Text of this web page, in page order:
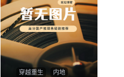
穿越重生 内地